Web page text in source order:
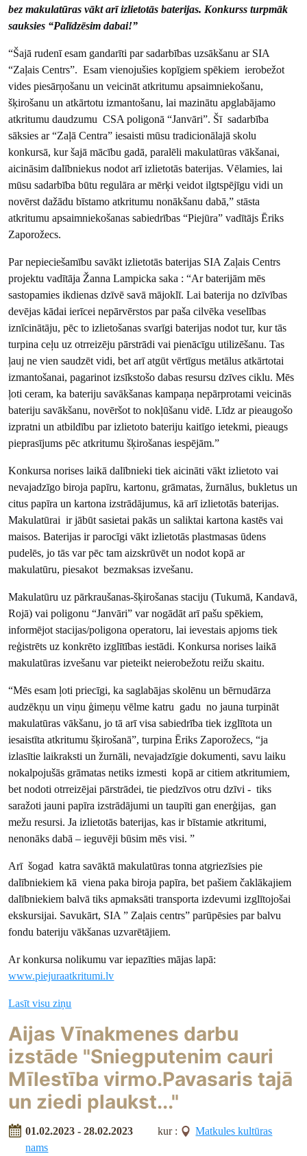
bez makulatūras vākt arī izlietotās baterijas. Konkurss turpmāk
sauksies “Palīdzēsim dabai!”
“Šajā rudenī esam gandarīti par sadarbības uzsākšanu ar SIA
“Zaļais Centrs”. Esam vienojušies kopīgiem spēkiem ierobežot
vides piesārņošanu un veicināt atkritumu apsaimniekošanu,
šķirošanu un atkārtotu izmantošanu, lai mazinātu apglabājamo
atkritumu daudzumu CSA poligonā “Janvāri”. Šī sadarbība
sāksies ar “Zaļā Centra” iesaisti mūsu tradicionālajā skolu
konkursā, kur šajā mācību gadā, paralēli makulatūras vākšanai,
aicināsim dalībniekus nodot arī izlietotās baterijas. Vēlamies, lai
mūsu sadarbība būtu regulāra ar mērķi veidot ilgtspējīgu vidi un
novērst dažādu bīstamo atkritumu nonākšanu dabā,” stāsta
atkritumu apsaimniekošanas sabiedrības “Piejūra” vadītājs Ēriks
Zaporožecs.
Par nepieciešamību savākt izlietotās baterijas SIA Zaļais Centrs
projektu vadītāja Žanna Lampicka saka : “Ar baterijām mēs
sastopamies ikdienas dzīvē savā mājoklī. Lai baterija no dzīvības
devējas kādai ierīcei nepārvērstos par paša cilvēka veselības
iznīcinātāju, pēc to izlietošanas svarīgi baterijas nodot tur, kur tās
turpina ceļu uz otrreizēju pārstrādi vai pienācīgu utilizēšanu. Tas
ļauj ne vien saudzēt vidi, bet arī atgūt vērtīgus metālus atkārtotai
izmantošanai, pagarinot izsīkstošo dabas resursu dzīves ciklu. Mēs
ļoti ceram, ka bateriju savākšanas kampaņa nepārprotami veicinās
bateriju savākšanu, novēršot to nokļūšanu vidē. Līdz ar pieaugošo
izpratni un atbildību par izlietoto bateriju kaitīgo ietekmi, pieaugs
pieprasījums pēc atkritumu šķirošanas iespējām.”
Konkursa norises laikā dalībnieki tiek aicināti vākt izlietoto vai
nevajadzīgo biroja papīru, kartonu, grāmatas, žurnālus, bukletus un
citus papīra un kartona izstrādājumus, kā arī izlietotās baterijas.
Makulatūrai ir jābūt sasietai pakās un saliktai kartona kastēs vai
maisos. Baterijas ir parocīgi vākt izlietotās plastmasas ūdens
pudelēs, jo tās var pēc tam aizskrūvēt un nodot kopā ar
makulatūru, piesakot bezmaksas izvešanu.
Makulatūru uz pārkraušanas-šķirošanas staciju (Tukumā, Kandavā,
Rojā) vai poligonu “Janvāri” var nogādāt arī pašu spēkiem,
informējot stacijas/poligona operatoru, lai ievestais apjoms tiek
reģistrēts uz konkrēto izglītības iestādi. Konkursa norises laikā
makulatūras izvešanu var pieteikt neierobežotu reižu skaitu.
“Mēs esam ļoti priecīgi, ka saglabājas skolēnu un bērnudārza
audzēkņu un viņu ģimeņu vēlme katru gadu no jauna turpināt
makulatūras vākšanu, jo tā arī visa sabiedrība tiek izglītota un
iesaistīta atkritumu šķirošanā”, turpina Ēriks Zaporožecs, “ja
izlasītie laikraksti un žurnāli, nevajadzīgie dokumenti, savu laiku
nokalpojušās grāmatas netiks izmesti kopā ar citiem atkritumiem,
bet nodoti otrreizējai pārstrādei, tie piedzīvos otru dzīvi - tiks
saražoti jauni papīra izstrādājumi un taupīti gan enerģijas, gan
mežu resursi. Ja izlietotās baterijas, kas ir bīstamie atkritumi,
nenonāks dabā – ieguvēji būsim mēs visi. ”
Arī šogad katra savāktā makulatūras tonna atgriezīsies pie
dalībniekiem kā viena paka biroja papīra, bet pašiem čaklākajiem
dalībniekiem balvā tiks apmaksāti transporta izdevumi izglītojošai
ekskursijai. Savukārt, SIA ” Zaļais centrs” parūpēsies par balvu
fondu bateriju vākšanas uzvarētājiem.
Ar konkursa nolikumu var iepazīties mājas lapā:
www.piejuraatkritumi.lv
Lasīt visu ziņu
Aijas Vīnakmenes darbu
izstāde "Sniegputenim cauri
Mīlestība virmo.Pavasaris tajā
un ziedi plaukst..."
01.02.2023 - 28.02.2023 kur :
Matkules kultūras
nams